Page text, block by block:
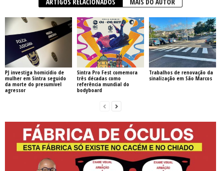
ARTIGOS RELACIONADOS MAIS DO AUTOR
PJ investiga homicídio de
mulher em Sintra seguido
da morte do presumível
agressor
Sintra Pro Fest comemora
três décadas como
referência mundial do
bodyboard
Trabalhos de renovação da
sinalização em São Marcos